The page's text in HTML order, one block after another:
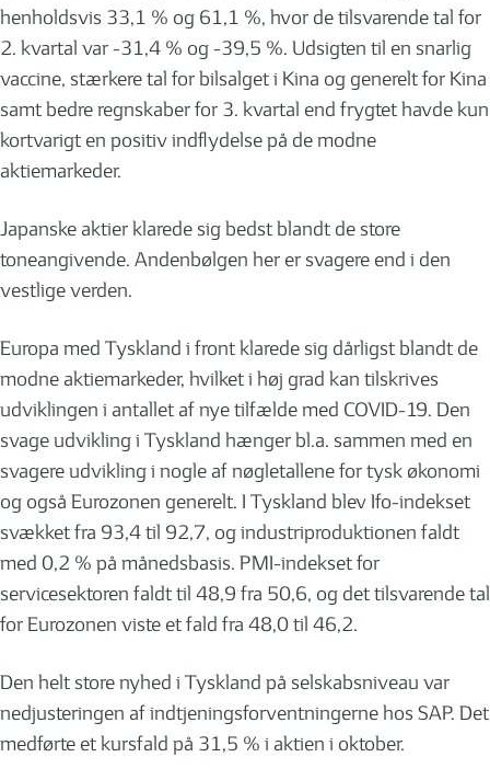
henholdsvis 33,1 % og 61,1 %, hvor de tilsvarende tal for
2. kvartal var -31,4 % og -39,5 %. Udsigten til en snarlig
vaccine, stærkere tal for bilsalget i Kina og generelt for Kina
samt bedre regnskaber for 3. kvartal end frygtet havde kun
kortvarigt en positiv indflydelse på de modne
aktiemarkeder.
Japanske aktier klarede sig bedst blandt de store
toneangivende. Andenbølgen her er svagere end i den
vestlige verden.
Europa med Tyskland i front klarede sig dårligst blandt de
modne aktiemarkeder, hvilket i høj grad kan tilskrives
udviklingen i antallet af nye tilfælde med COVID-19. Den
svage udvikling i Tyskland hænger bl.a. sammen med en
svagere udvikling i nogle af nøgletallene for tysk økonomi
og også Eurozonen generelt. I Tyskland blev Ifo-indekset
svækket fra 93,4 til 92,7, og industriproduktionen faldt
med 0,2 % på månedsbasis. PMI-indekset for
servicesektoren faldt til 48,9 fra 50,6, og det tilsvarende tal
for Eurozonen viste et fald fra 48,0 til 46,2.
Den helt store nyhed i Tyskland på selskabsniveau var
nedjusteringen af indtjeningsforventningerne hos SAP. Det
medførte et kursfald på 31,5 % i aktien i oktober.